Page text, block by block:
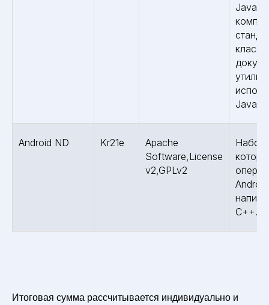
Java,
Java.
Android ND Kr21e
Apache
Software,License
v2,GPLv2
Набор
C++.
Итоговая сумма рассчитывается индивидуально и